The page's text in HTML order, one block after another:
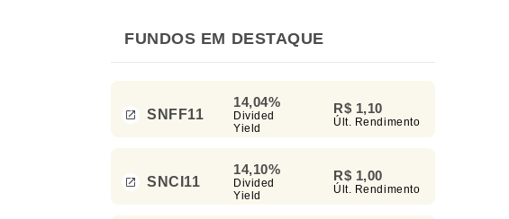
FUNDOS EM DESTAQUE
SNFF11
14,04%
Divided
Yield
R$ 1,10
Últ. Rendimento
SNCI11
14,10%
Divided
Yield
R$ 1,00
Últ. Rendimento